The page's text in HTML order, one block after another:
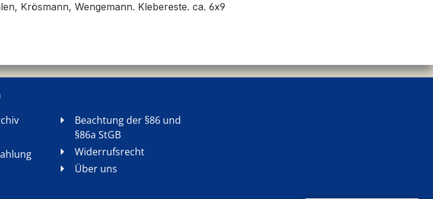
Krösmann, Wengemann. Klebereste. ca. 6x9
Beachtung der §86 und
§86a StGB
Widerrufsrecht
Über uns